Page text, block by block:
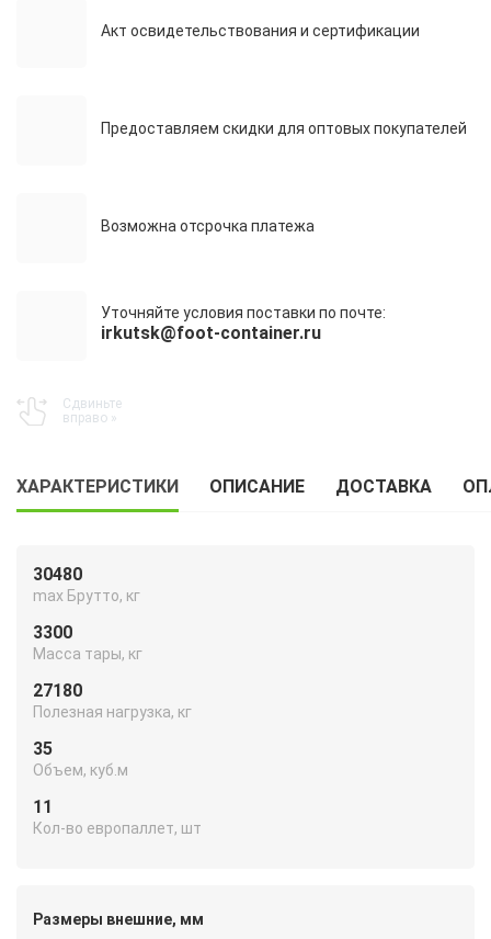
Акт освидетельствования и сертификации
Предоставляем скидки для оптовых покупателей
Возможна отсрочка платежа
Уточняйте условия поставки по почте:
irkutsk@foot-container.ru
ХАРАКТЕРИСТИКИ ОПИСАНИЕ ДОСТАВКА
30480
max Брутто, кг
3300
Масса тары, кг
27180
Полезная нагрузка, кг
35
Объем, куб.м
11
Кол-во европаллет, шт
Размеры внешние, мм